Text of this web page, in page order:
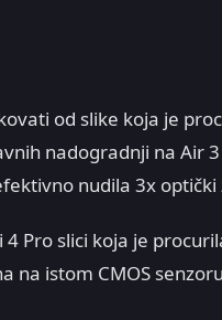
od slike koja je
nadogradnji na Air
nudila 3x optički
Pro slici koja je
istom CMOS